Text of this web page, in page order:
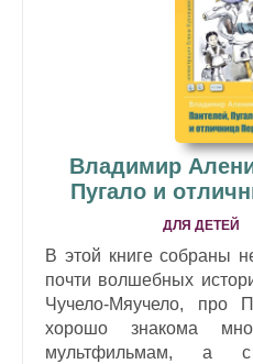
Владимир
Пугало и
ДЛЯ ДЕТЕЙ
В этой книге собраны
почти волшебных
Чучело-Мяучело, про
хорошо знакома
мультфильмам, а с